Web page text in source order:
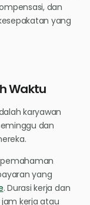
dan
yang
Waktu
karyawan
dan
yang
. Durasi kerja dan
kerja atau